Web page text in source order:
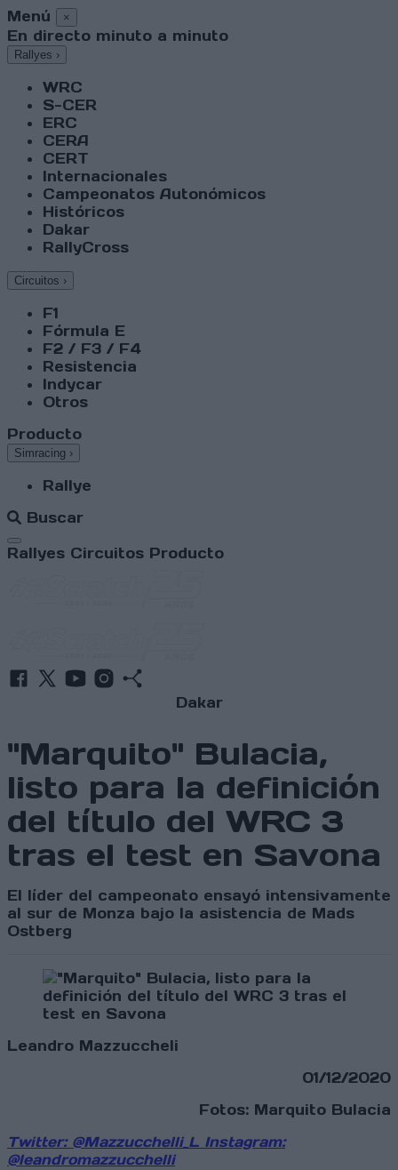
Menú ×
En directo minuto a minuto
Rallyes ›
WRC
S-CER
ERC
CERA
CERT
Internacionales
Campeonatos Autonómicos
Históricos
Dakar
RallyCross
Circuitos ›
F1
Fórmula E
F2 / F3 / F4
Resistencia
Indycar
Otros
Producto
Simracing ›
Rallye
Buscar
Abrir menú
Rallyes Circuitos Producto
Dakar
"Marquito" Bulacia,
listo para la definición
del título del WRC 3
tras el test en Savona
El líder del campeonato ensayó intensivamente
al sur de Monza bajo la asistencia de Mads
Ostberg
Leandro Mazzuccheli
01/12/2020
Fotos: Marquito Bulacia
Twitter: @Mazzucchelli_L Instagram:
@leandromazzucchelli